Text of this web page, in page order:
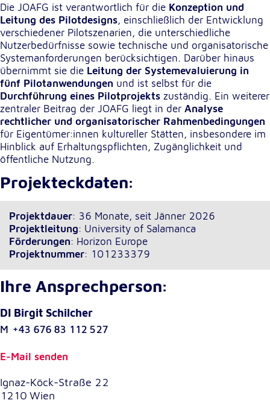
Die JOAFG ist verantwortlich für die Konzeption und
Leitung des Pilotdesigns, einschließlich der Entwicklung
verschiedener Pilotszenarien, die unterschiedliche
Nutzerbedürfnisse sowie technische und organisatorische
Systemanforderungen berücksichtigen. Darüber hinaus
übernimmt sie die Leitung der Systemevaluierung in
fünf Pilotanwendungen und ist selbst für die
Durchführung eines Pilotprojekts zuständig. Ein weiterer
zentraler Beitrag der JOAFG liegt in der Analyse
rechtlicher und organisatorischer Rahmenbedingungen
für Eigentümer:innen kultureller Stätten, insbesondere im
Hinblick auf Erhaltungspflichten, Zugänglichkeit und
öffentliche Nutzung.
Projekteckdaten:
Projektdauer: 36 Monate, seit Jänner 2026
Projektleitung: University of Salamanca
Förderungen: Horizon Europe
Projektnummer: 101233379
Ihre Ansprechperson:
DI Birgit Schilcher
M +43 676 83 112 527
E-Mail senden
Ignaz-Köck-Straße 22
1210 Wien